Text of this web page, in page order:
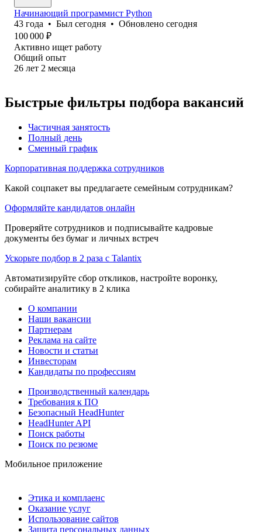
Начинающий программист Python
43 года • Был сегодня • Обновлено сегодня
100 000 ₽
Активно ищет работу
Общий опыт
26 лет 2 месяца
Быстрые фильтры подбора вакансий
Частичная занятость
Полный день
Сменный график
Корпоративная поддержка сотрудников
Какой соцпакет вы предлагаете семейным сотрудникам?
Оформляйте кандидатов онлайн
Проверяйте сотрудников и подписывайте кадровые
документы без бумаг и личных встреч
Ускорьте подбор в 2 раза с Talantix
Автоматизируйте сбор откликов, настройте воронку,
собирайте аналитику в 2 клика
О компании
Наши вакансии
Партнерам
Реклама на сайте
Новости и статьи
Инвесторам
Кандидаты по профессиям
Производственный календарь
Требования к ПО
Безопасный HeadHunter
HeadHunter API
Поиск работы
Поиск по резюме
Мобильное приложение
Этика и комплаенс
Оказание услуг
Использование сайтов
Защита персональных данных